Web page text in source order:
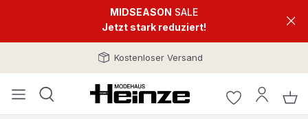
MIDSEASON SALE
Jetzt stark reduziert!
Kostenloser Versand